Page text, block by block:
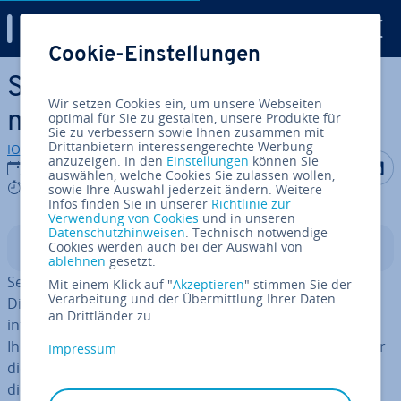
Zum Haupt­in­halt springen
Skype-Konto löschen: Das
müssen Sie beachten
IONOS Redaktion
04.08.2025
5 mins
Auf Auf
In­halts­ver­zeich­nis
Seit Mai 2025 wird Skype nicht mehr als ei­gen­stän­di­ger
Dienst angeboten, sondern ist in Microsoft Teams Free
in­te­griert. Um Ihr Skype-Konto zu löschen, müssen Sie
Ihr gesamtesMicrosoft-Konto löschen
. Dies erfolgt über
die Microsoft-Konto-Website, da Skype jetzt ein Teil
dieses Kontos ist.
Cookie-Einstellungen
Wir setzen Cookies ein, um unsere Webseiten
optimal für Sie zu gestalten, unsere Produkte für
Sie zu verbessern sowie Ihnen zusammen mit
Drittanbietern interessengerechte Werbung
anzuzeigen. In den Einstellungen können Sie
auswählen, welche Cookies Sie zulassen wollen,
sowie Ihre Auswahl jederzeit ändern. Weitere
Infos finden Sie in unserer Richtlinie zur
Verwendung von Cookies und in unseren
Datenschutzhinweisen. Technisch notwendige
Cookies werden auch bei der Auswahl von
ablehnen gesetzt.
Mit einem Klick auf "Akzeptieren" stimmen Sie der
Verarbeitung und der Übermittlung Ihrer Daten
an Drittländer zu.
Impressum